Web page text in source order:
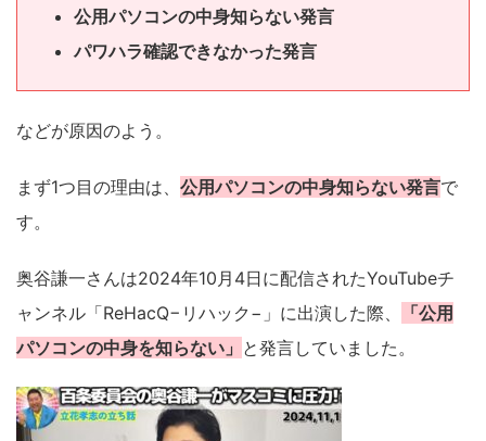
公用パソコンの中身知らない発言
パワハラ確認できなかった発言
などが原因のよう。
まず1つ目の理由は、 公用パソコンの中身知らない発言で
す。
奥谷謙一さんは2024年10月4日に配信されたYouTubeチ
ャンネル「ReHacQ−リハック−」に出演した際、
「公用
パソコンの中身を知らない」 と発言していました。